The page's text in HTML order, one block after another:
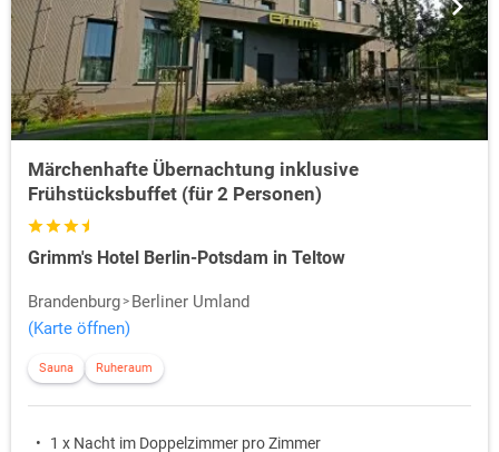
Märchenhafte Übernachtung inklusive
Frühstücksbuffet (für 2 Personen)
Grimm's Hotel Berlin-Potsdam in Teltow
Brandenburg
Berliner Umland
(Karte öffnen)
Sauna Ruheraum
1 x Nacht im Doppelzimmer pro Zimmer